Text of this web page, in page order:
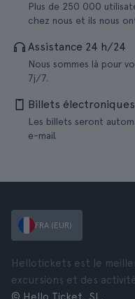
Plus de 250 000
chez nous et ils nous
Assistance 24 h/24
Nous sommes là pour
7j/7.
Billets électroniques
Les billets seront
e-mail.
FRA (EUR)
Hellotickets est le
excursions et des